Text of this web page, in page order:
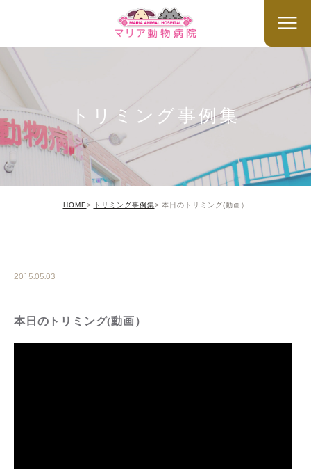
トリミング事例集
HOME トリミング事例集 本日のトリミング(動画）
2015.05.03
本日のトリミング(動画）